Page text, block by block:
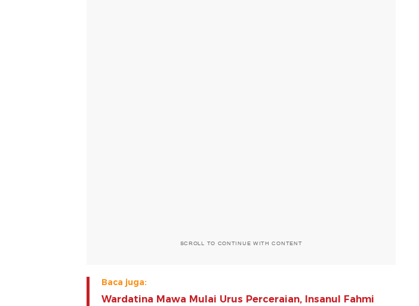
SCROLL TO CONTINUE WITH CONTENT
Baca juga:
Wardatina Mawa Mulai Urus Perceraian, Insanul Fahmi